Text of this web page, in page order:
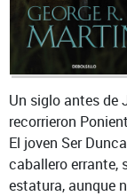
Un siglo antes de
recorrieron
El joven Ser
caballero errante,
estatura, aunque